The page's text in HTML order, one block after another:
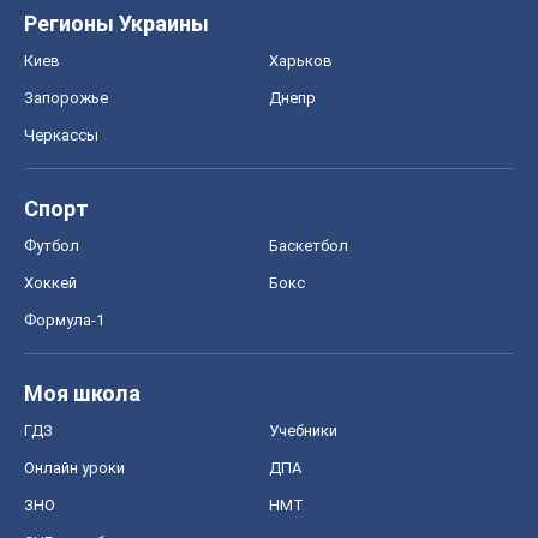
Регионы Украины
Киев Харьков
Запорожье Днепр
Черкассы
Спорт
Футбол Баскетбол
Хоккей Бокс
Формула-1
Моя школа
ГДЗ Учебники
Онлайн уроки ДПА
ЗНО НМТ